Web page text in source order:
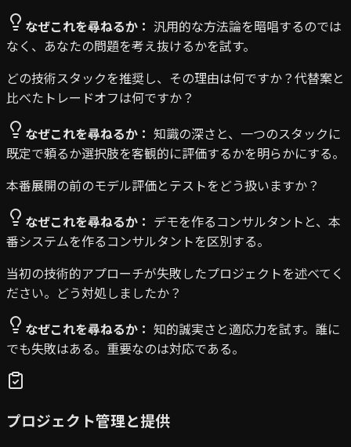
なぜこれを尋ねるか： 汎用的な方法論を暗唱するのでは
なく、あなたの問題を考え抜けるかを試す。
どの技術スタックを推奨し、その理由は何ですか？代替案と
比べたトレードオフは何ですか？
なぜこれを尋ねるか： 知識の深さと、一つのスタックに
既定で頼るか選択肢を客観的に評価するかを明らかにする。
本番展開の前のモデル評価とテストをどう扱いますか？
なぜこれを尋ねるか： デモを作るコンサルタントと、本
番システムを作るコンサルタントを区別する。
当初の技術的アプローチが失敗したプロジェクトを述べてく
ださい。どう対処しましたか？
なぜこれを尋ねるか： 知的誠実さと適応力を試す。誰に
でも失敗はある。重要なのは対応である。
プロジェクト管理と提供